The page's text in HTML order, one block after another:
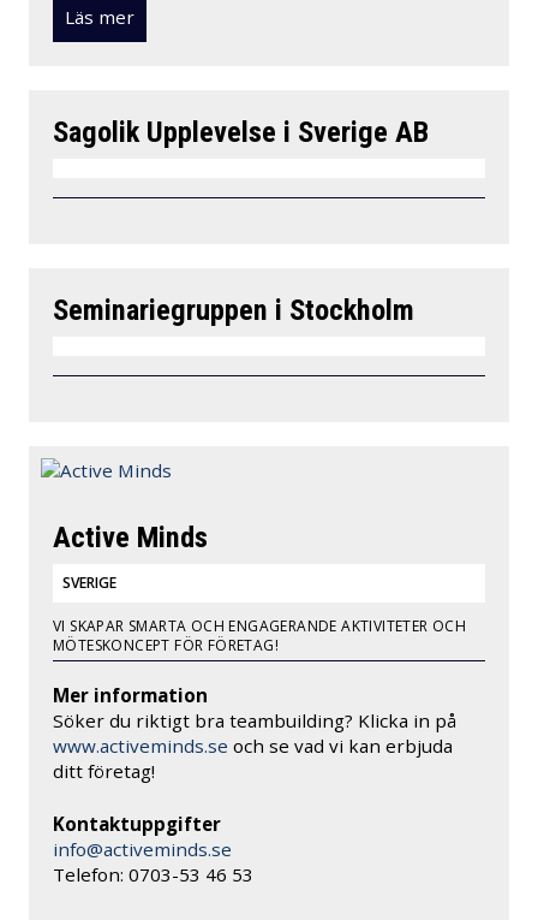
Läs mer
Sagolik Upplevelse i Sverige AB
Seminariegruppen i Stockholm
Active Minds
SVERIGE
VI SKAPAR SMARTA OCH ENGAGERANDE AKTIVITETER OCH
MÖTESKONCEPT FÖR FÖRETAG!
Mer information
Söker du riktigt bra teambuilding? Klicka in på
www.activeminds.se och se vad vi kan erbjuda
ditt företag!
Kontaktuppgifter
info@activeminds.se
Telefon: 0703-53 46 53